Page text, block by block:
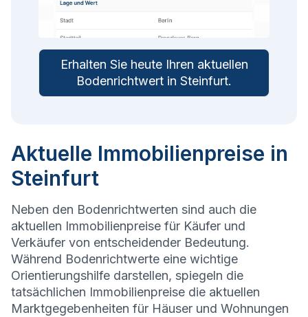
Erhalten Sie heute Ihren aktuellen
Bodenrichtwert in Steinfurt.
Aktuelle Immobilienpreise in
Steinfurt
Neben den Bodenrichtwerten sind auch die
aktuellen Immobilienpreise für Käufer und
Verkäufer von entscheidender Bedeutung.
Während Bodenrichtwerte eine wichtige
Orientierungshilfe darstellen, spiegeln die
tatsächlichen Immobilienpreise die aktuellen
Marktgegebenheiten für Häuser und Wohnungen